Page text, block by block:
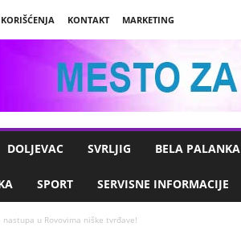
KONTAKT
MARKETING
DOLJEVAC SVRLJIG BELA PALANKA
SPORT SERVISNE INFORMACIJE
nastupa u Rovovima niške tvrđave!